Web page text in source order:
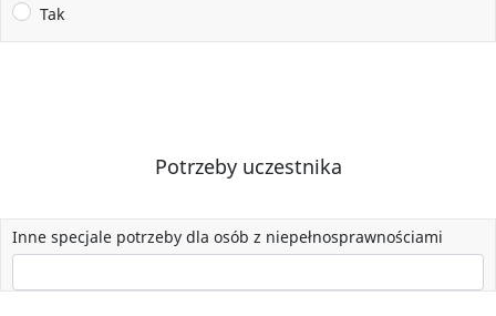
Tak
Potrzeby uczestnika
Inne specjale potrzeby dla osób z niepełnosprawnościami